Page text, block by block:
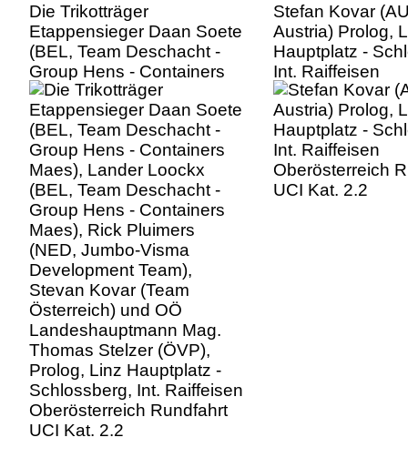
Die Trikotträger
Etappensieger Daan Soete
(BEL, Team Deschacht -
Group Hens - Containers
Maes), Lander Loockx
(BEL, Team Deschacht -
Group Hens - Containers
Maes), Rick Pluimers
(NED, Jumbo-Visma
Development Team),
Stevan Kovar (Team
Österreich) und OÖ
Landeshauptmann Mag.
Thomas Stelzer (ÖVP),
Prolog, Linz Hauptplatz -
Schlossberg, Int. Raiffeisen
Oberösterreich Rundfahrt
UCI Kat. 2.2
Stefan Kovar
Austria) Prolog,
Hauptplatz -
Int. Raiffeisen
Oberösterreich
UCI Kat. 2.2